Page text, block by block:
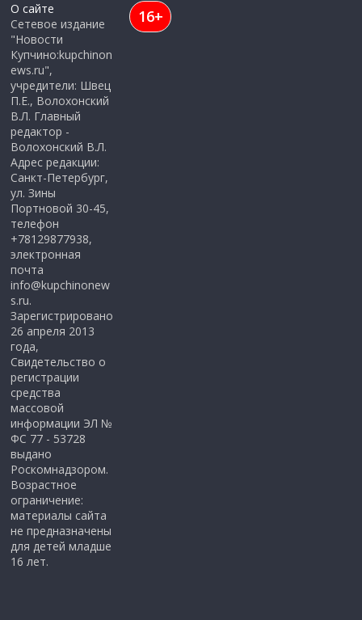
О сайте
Сетевое издание
"Новости
Купчино:kupchinon
ews.ru",
учредители: Швец
П.Е., Волохонский
В.Л. Главный
редактор -
Волохонский В.Л.
Адрес редакции:
Санкт-Петербург,
ул. Зины
Портновой 30-45,
телефон
+78129877938,
электронная
почта
info@kupchinonew
s.ru.
Зарегистрировано
26 апреля 2013
года,
Свидетельство о
регистрации
средства
массовой
информации ЭЛ №
ФС 77 - 53728
выдано
Роскомнадзором.
Возрастное
ограничение:
материалы сайта
не предназначены
для детей младше
16 лет.
16+